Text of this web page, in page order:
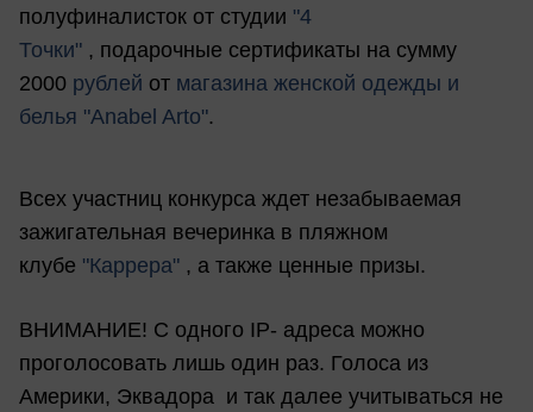
полуфиналисток от студии "4
Точки" , подарочные сертификаты на сумму
2000 рублей от магазина женской одежды и
белья "Anabel Arto".
Всех участниц конкурса ждет незабываемая
зажигательная вечеринка в пляжном
клубе "Каррера" , а также ценные призы.
ВНИМАНИЕ! С одного IP- адреса можно
проголосовать лишь один раз. Голоса из
Америки, Эквадора и так далее учитываться не